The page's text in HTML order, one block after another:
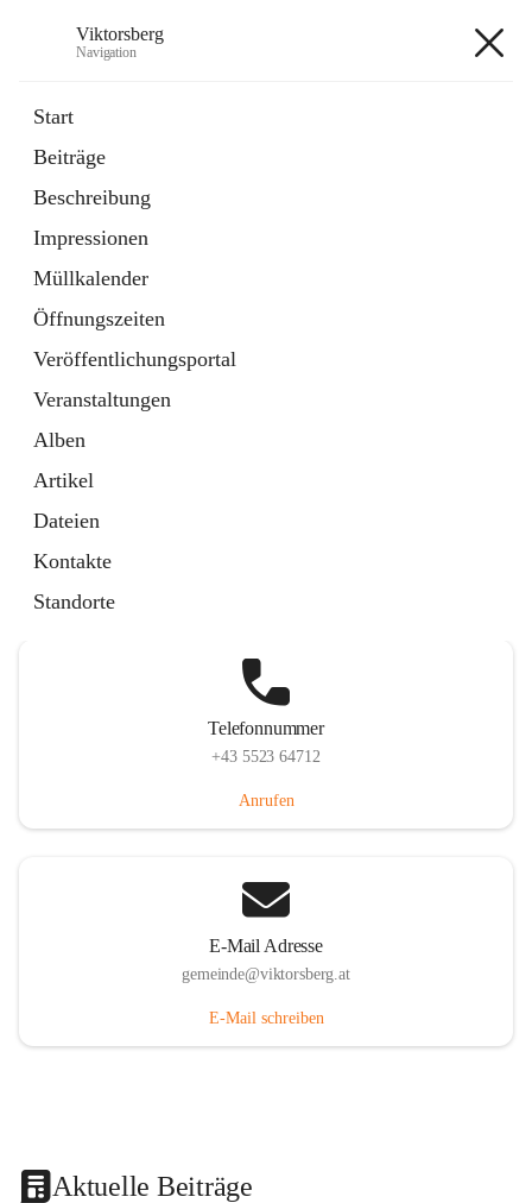
Viktorsberg
Navigation
Start
Beiträge
Beschreibung
Impressionen
Müllkalender
Öffnungszeiten
Veröffentlichungsportal
Veranstaltungen
Alben
Artikel
Dateien
Kontakte
Standorte
1 Schnellzugriff
Bürgerservice
10 Schnellzugriffe
Telefonnummer
+43 5523 64712
Anrufen
E-Mail Adresse
gemeinde@viktorsberg.at
E-Mail schreiben
Aktuelle Beiträge